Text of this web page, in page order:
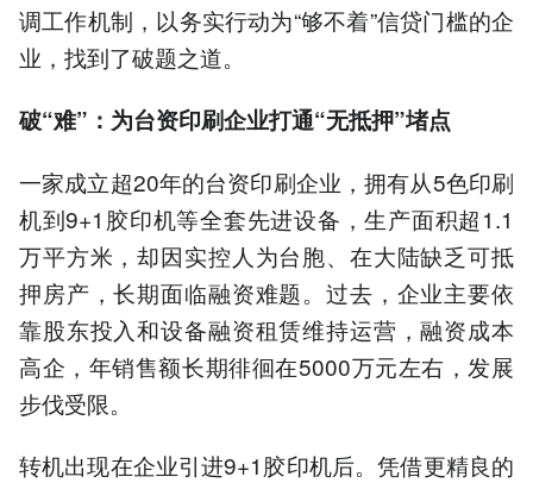
调工作机制，以务实行动为“够不着”信贷门槛的企
业，找到了破题之道。
破“难”：为台资印刷企业打通“无抵押”堵点
一家成立超20年的台资印刷企业，拥有从5色印刷
机到9+1胶印机等全套先进设备，生产面积超1.1
万平方米，却因实控人为台胞、在大陆缺乏可抵
押房产，长期面临融资难题。过去，企业主要依
靠股东投入和设备融资租赁维持运营，融资成本
高企，年销售额长期徘徊在5000万元左右，发展
步伐受限。
转机出现在企业引进9+1胶印机后。凭借更精良的